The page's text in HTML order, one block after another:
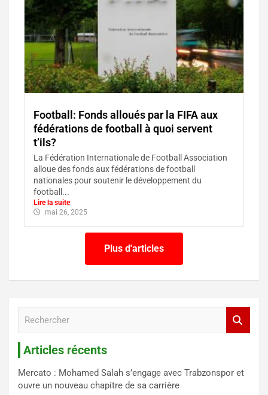
Football: Fonds alloués par la FIFA aux
fédérations de football à quoi servent
t’ils?
La Fédération Internationale de Football Association
alloue des fonds aux fédérations de football
nationales pour soutenir le développement du
football...
Lire la suite
mai 26, 2025
Plus d'articles
r
c
Articles récents
Mercato : Mohamed Salah s’engage avec Trabzonspor et
ouvre un nouveau chapitre de sa carrière